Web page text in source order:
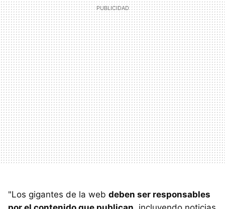
"Los gigantes de la web deben ser responsables